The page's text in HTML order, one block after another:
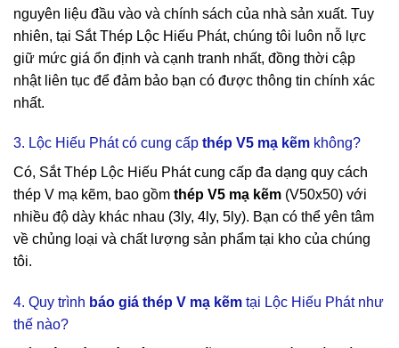
nguyên liệu đầu vào và chính sách của nhà sản xuất. Tuy
nhiên, tại Sắt Thép Lộc Hiếu Phát, chúng tôi luôn nỗ lực
giữ mức giá ổn định và cạnh tranh nhất, đồng thời cập
nhật liên tục để đảm bảo bạn có được thông tin chính xác
nhất.
3. Lộc Hiếu Phát có cung cấp thép V5 mạ kẽm không?
Có, Sắt Thép Lộc Hiếu Phát cung cấp đa dạng quy cách
thép V mạ kẽm, bao gồm thép V5 mạ kẽm (V50x50) với
nhiều độ dày khác nhau (3ly, 4ly, 5ly). Bạn có thể yên tâm
về chủng loại và chất lượng sản phẩm tại kho của chúng
tôi.
4. Quy trình báo giá thép V mạ kẽm tại Lộc Hiếu Phát như
thế nào?